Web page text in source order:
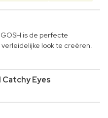
is de perfecte
look te creëren.
Eyes